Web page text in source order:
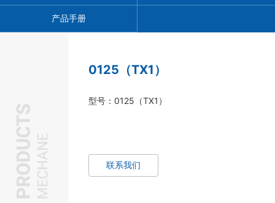
产品手册
0125（TX1）
型号：0125（TX1）
联系我们